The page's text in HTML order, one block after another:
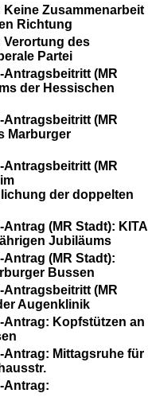
Keine Zusammenarbeit
Richtung
Verortung des
Partei
Antragsbeitritt (MR
der Hessischen
Antragsbeitritt (MR
Marburger
Antragsbeitritt (MR
der doppelten
(MR Stadt): KITA
Jubiläums
Antrag (MR Stadt):
Bussen
Antragsbeitritt (MR
Augenklinik
Antrag: Kopfstützen an
Antrag: Mittagsruhe für
Antrag: